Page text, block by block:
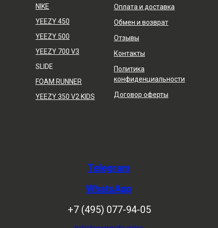
YEEZY 500
SLIDE
YEEZY 700 V3
Оплата и доставка
Отзывы
Контакты
Политика
конфиденциальности
Договор оферты
YEEZY 350 V2 KIDS
FOAM RUNNER
Обмен и возврат
NIKE
YEEZY 450
Telegram
WhatsApp
+7 (495) 077-94-05